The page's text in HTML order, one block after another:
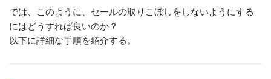
では、このように、セールの取りこぼしをしないようにする
にはどうすれば良いのか？
以下に詳細な手順を紹介する。